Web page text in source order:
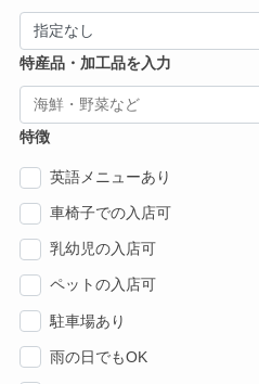
特産品・加工品を入力
特徴
英語メニューあり
車椅子での入店可
乳幼児の入店可
ペットの入店可
駐車場あり
雨の日でもOK